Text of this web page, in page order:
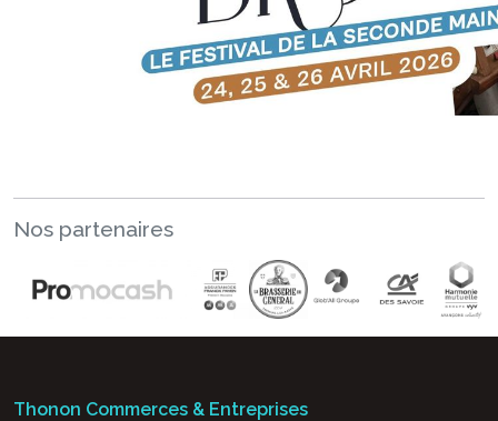
Nos partenaires
Thonon Commerces & Entreprises